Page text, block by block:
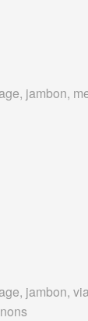
jambon,
jambon,